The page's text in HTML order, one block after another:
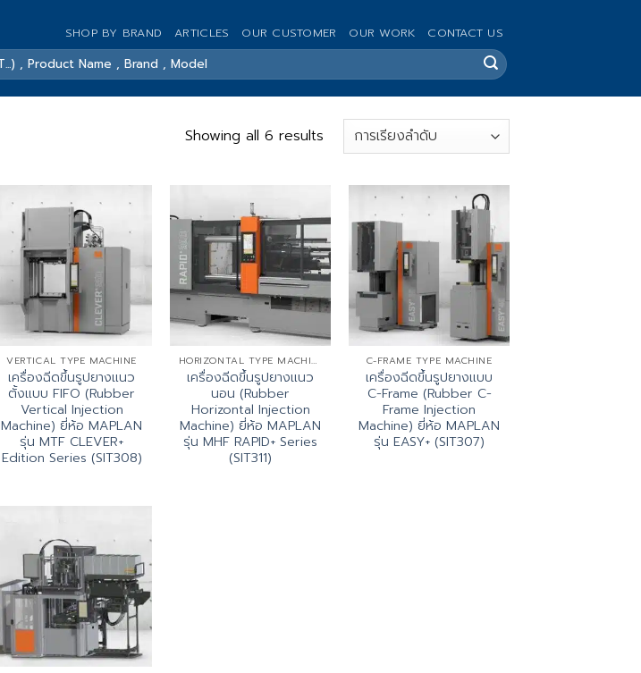
SHOP BY BRAND ARTICLES OUR CUSTOMER OUR WORK CONTACT US
Showing all 6 results
VERTICAL TYPE MACHINE
เครื่องฉีดขึ้นรูปยางแนว
ตั้งแบบ FIFO (Rubber
Vertical Injection
Machine) ยี่ห้อ MAPLAN
รุ่น MTF CLEVER+
Edition Series (SIT308)
HORIZONTAL TYPE MACHINE
เครื่องฉีดขึ้นรูปยางแนว
นอน (Rubber
Horizontal Injection
Machine) ยี่ห้อ MAPLAN
รุ่น MHF RAPID+ Series
(SIT311)
C-FRAME TYPE MACHINE
เครื่องฉีดขึ้นรูปยางแบบ
C-Frame (Rubber C-
Frame Injection
Machine) ยี่ห้อ MAPLAN
รุ่น EASY+ (SIT307)